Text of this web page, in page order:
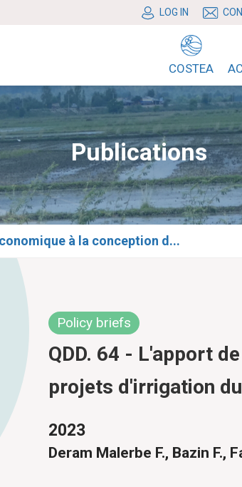
LOG IN
COSTEA
Publications
à la conception d...
Policy briefs
QDD. 64 - L'apport
projets d'irrigation
2023
Deram Malerbe F., Bazin F.,